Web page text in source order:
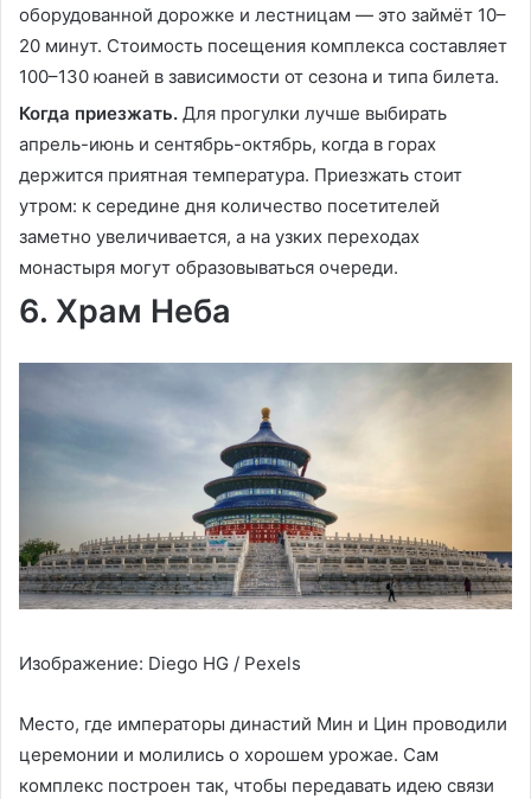
оборудованной дорожке и лестницам — это займёт 10–
20 минут. Стоимость посещения комплекса составляет
100–130 юаней в зависимости от сезона и типа билета.
Когда приезжать. Для прогулки лучше выбирать
апрель-июнь и сентябрь-октябрь, когда в горах
держится приятная температура. Приезжать стоит
утром: к середине дня количество посетителей
заметно увеличивается, а на узких переходах
монастыря могут образовываться очереди.
6. Храм Неба
Изображение: Diego HG / Pexels
Место, где императоры династий Мин и Цин проводили
церемонии и молились о хорошем урожае. Сам
комплекс построен так, чтобы передавать идею связи